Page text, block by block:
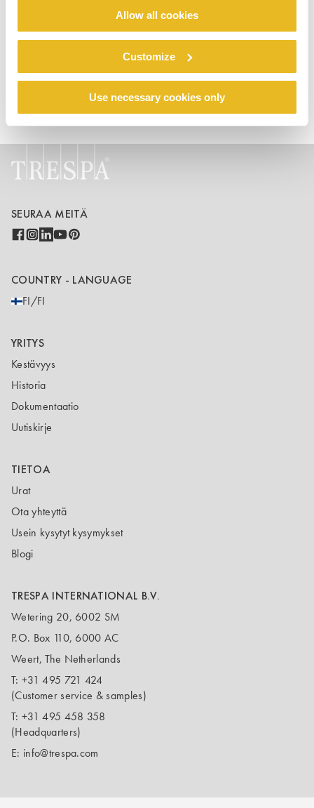
Allow all cookies
Customize
Use necessary cookies only
SEURAA MEITÄ
COUNTRY - LANGUAGE
FI/FI
YRITYS
Kestävyys
Historia
Dokumentaatio
Uutiskirje
TIETOA
Urat
Ota yhteyttä
Usein kysytyt kysymykset
Blogi
TRESPA INTERNATIONAL B.V.
Wetering 20, 6002 SM
P.O. Box 110, 6000 AC
Weert, The Netherlands
T: +31 495 721 424
(Customer service & samples)
T: +31 495 458 358
(Headquarters)
E: info@trespa.com